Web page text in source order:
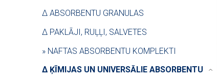
∆ ABSORBENTU GRANULAS
∆ PAKLĀJI, RUĻĻI, SALVETES
» NAFTAS ABSORBENTU KOMPLEKTI
∆ ĶĪMIJAS UN UNIVERSĀLIE ABSORBENTU
›